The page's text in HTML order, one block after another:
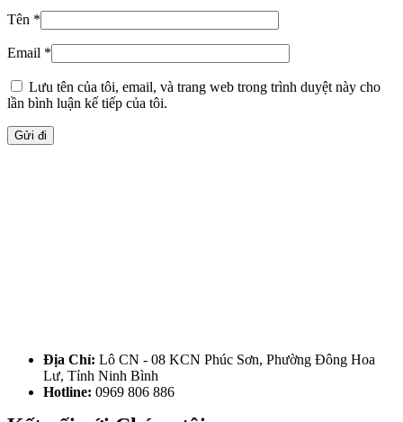
Tên *
Email *
Lưu tên của tôi, email, và trang web trong trình duyệt này cho
lần bình luận kế tiếp của tôi.
Địa Chỉ: Lô CN - 08 KCN Phúc Sơn, Phường Đông Hoa
Lư, Tỉnh Ninh Bình
Hotline: 0969 806 886